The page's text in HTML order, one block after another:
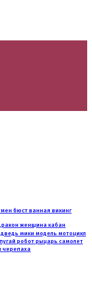
бюст ванная викинг
женщина кабан
мики модель мотоцикл
робот рыцарь самолет
черепаха